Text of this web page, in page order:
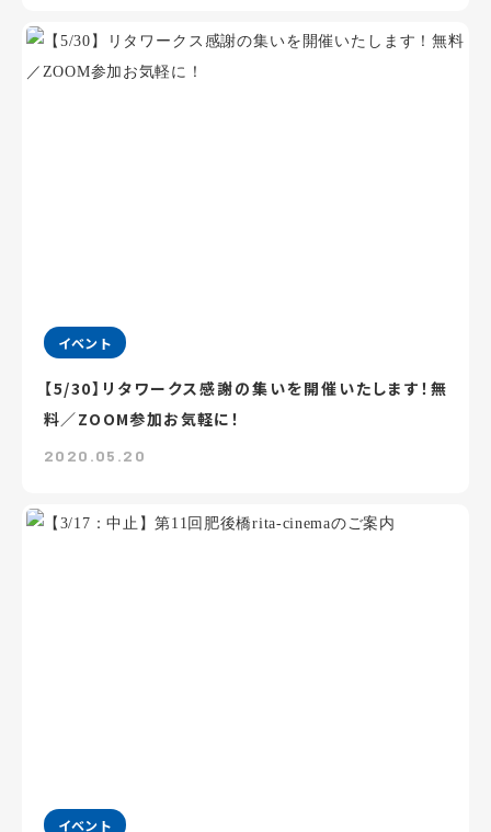
イベント
【5/30】リタワークス感謝の集いを開催いたします！無
料／ZOOM参加お気軽に！
2020.05.20
イベント